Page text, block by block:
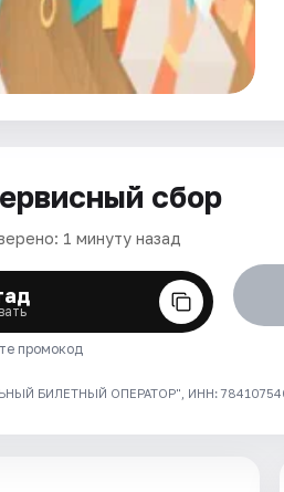
сбор
1 минуту назад
промокод
БИЛЕТНЫЙ ОПЕРАТОР", ИНН: 7841075409